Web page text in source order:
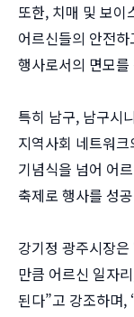
또한, 치매 및 보이
어르신들의 안전
행사로서의 면모를
특히 남구, 남구시
지역사회 네트워
기념식을 넘어 어
축제로 행사를 성
강기정 광주시장
만큼 어르신 일자
된다”고 강조하며,